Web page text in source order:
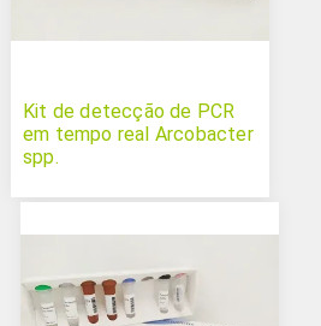
Kit de detecção de PCR
em tempo real Arcobacter
spp.